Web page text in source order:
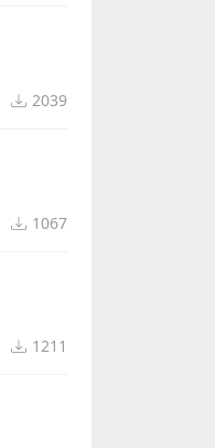
2039
1067
1211